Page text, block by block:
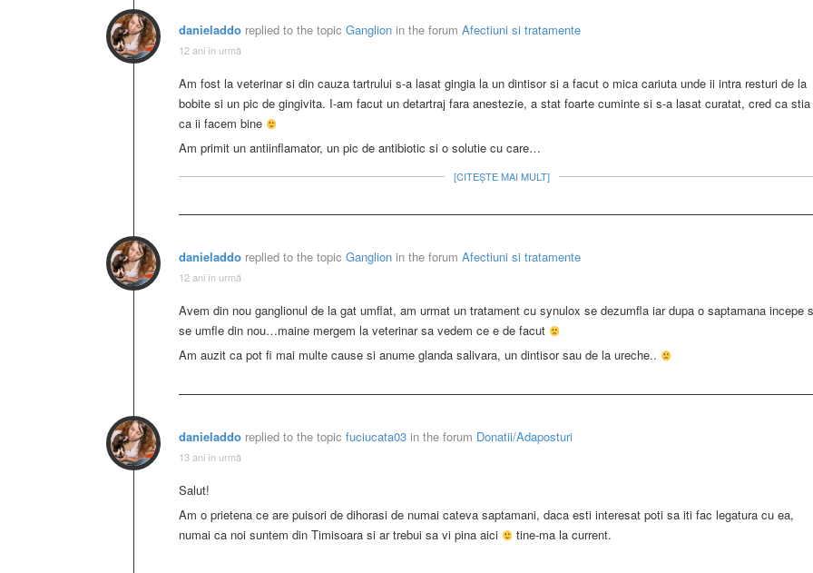
danieladdo replied to the topic Ganglion in the forum Afectiuni si tratamente
12 ani în urmă
Am fost la veterinar si din cauza tartrului s-a lasat gingia la un dintisor si a facut o mica cariuta unde ii intra resturi de la
bobite si un pic de gingivita. I-am facut un detartraj fara anestezie, a stat foarte cuminte si s-a lasat curatat, cred ca stia
ca ii facem bine
Am primit un antiinflamator, un pic de antibiotic si o solutie cu care…
[CITEȘTE MAI MULT]
danieladdo replied to the topic Ganglion in the forum Afectiuni si tratamente
12 ani în urmă
Avem din nou ganglionul de la gat umflat, am urmat un tratament cu synulox se dezumfla iar dupa o saptamana incepe
se umfle din nou…maine mergem la veterinar sa vedem ce e de facut
Am auzit ca pot fi mai multe cause si anume glanda salivara, un dintisor sau de la ureche..
danieladdo replied to the topic fuciucata03 in the forum Donatii/Adaposturi
13 ani în urmă
Salut!
Am o prietena ce are puisori de dihorasi de numai cateva saptamani, daca esti interesat poti sa iti fac legatura cu ea,
numai ca noi suntem din Timisoara si ar trebui sa vi pina aici
tine-ma la current.